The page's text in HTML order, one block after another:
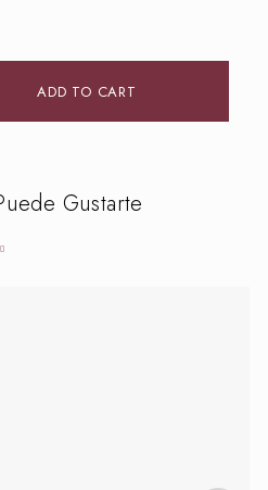
ADD TO CART
Gustarte